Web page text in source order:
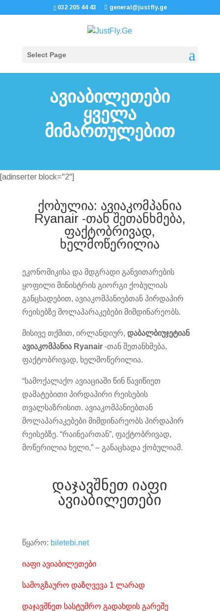
032 205 44 43 general@justfly.ge
Select Page
ავიაბილეთები
ყველა
მიმართულებით
[adinserter block="2"]
ქობულია: ავიაკომპანია
Ryanair -თან შეთანხმება,
ფაქტობრივად,
ხელმოწერილია
ეკონომიკისა და მდგრადი განვითარების
ყოფილი მინისტრის გიორგი ქობულიას
განცხადებით, ავიაკომპანიებთან პირდაპირ
რეისებზე მოლაპარაკებები მიმდინარეობს.
მისივე თქმით, ირლანდიურ, დაბალბიუჯეტიან
ავიაკომპანია Ryanair-თან შეთანხმება,
ფაქტობრივად, ხელმოწერილია.
“სამოქალაქო ავიაციაში წინ წავიწიეთ
დამატებითი პირდაპირი რეისების
თვალსაზრისით. ავიაკომპანიებთან
მოლაპარაკებები მიმდინარეობს პირდაპირ
რეისებზე. “რაინეართან”, ფაქტობრივად,
მოწერილია ხელი,” – განაცხადა ქობულიამ.
დაჯავშნეთ იაფი
ავიაბილეთები
წყარო: biletebi.net
იაფი ავიაბილეთები
სამოგზაურო დაზღვევა 1 ლარად
დაჯავშნეთ სასტუმრო გადახდის გარეშე